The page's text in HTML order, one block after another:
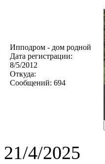
Ипподром - дом родной
Дата регистрации:
8/5/2012
Откуда:
Сообщений: 694
21/4/2025